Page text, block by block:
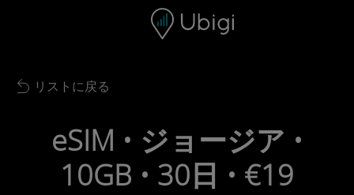
ナビゲーションバー フッター
Back to list
リストに戻る
eSIM • ジョージア •
10GB • 30日 • €19